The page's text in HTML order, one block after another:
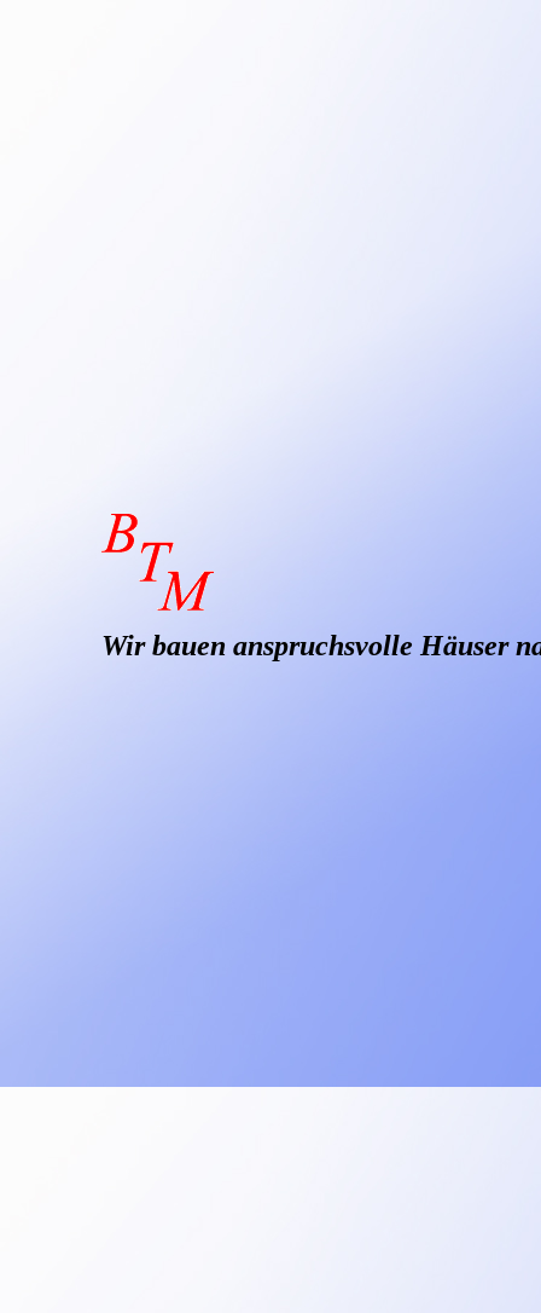
Wir bauen anspruchsvolle Häuser